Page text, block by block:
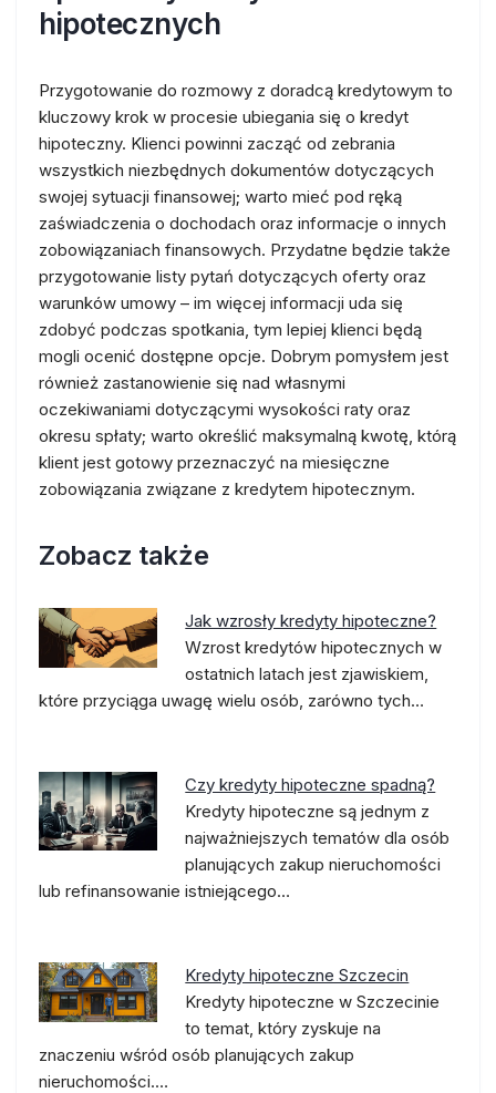
hipotecznych
Przygotowanie do rozmowy z doradcą kredytowym to
kluczowy krok w procesie ubiegania się o kredyt
hipoteczny. Klienci powinni zacząć od zebrania
wszystkich niezbędnych dokumentów dotyczących
swojej sytuacji finansowej; warto mieć pod ręką
zaświadczenia o dochodach oraz informacje o innych
zobowiązaniach finansowych. Przydatne będzie także
przygotowanie listy pytań dotyczących oferty oraz
warunków umowy – im więcej informacji uda się
zdobyć podczas spotkania, tym lepiej klienci będą
mogli ocenić dostępne opcje. Dobrym pomysłem jest
również zastanowienie się nad własnymi
oczekiwaniami dotyczącymi wysokości raty oraz
okresu spłaty; warto określić maksymalną kwotę, którą
klient jest gotowy przeznaczyć na miesięczne
zobowiązania związane z kredytem hipotecznym.
Zobacz także
Jak wzrosły kredyty hipoteczne?
Wzrost kredytów hipotecznych w
ostatnich latach jest zjawiskiem,
które przyciąga uwagę wielu osób, zarówno tych…
Czy kredyty hipoteczne spadną?
Kredyty hipoteczne są jednym z
najważniejszych tematów dla osób
planujących zakup nieruchomości
lub refinansowanie istniejącego…
Kredyty hipoteczne Szczecin
Kredyty hipoteczne w Szczecinie
to temat, który zyskuje na
znaczeniu wśród osób planujących zakup
nieruchomości.…